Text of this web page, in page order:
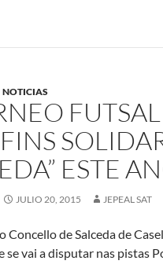
NOTICIAS
ESTE
JULIO 20, 2015 JEPEAL SAT
Concello de Salceda de
se vai a disputar nas pistas